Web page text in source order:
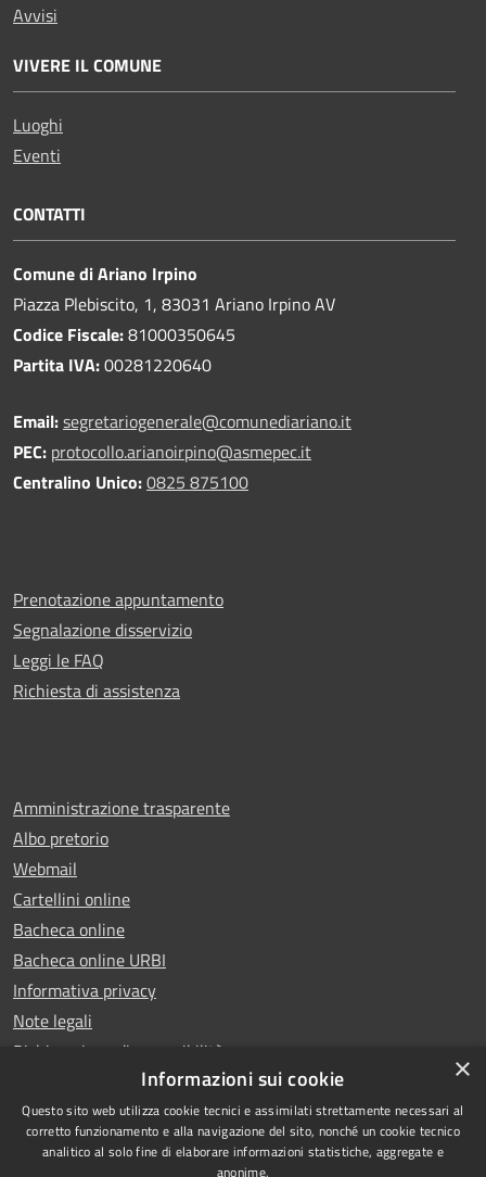
Avvisi
VIVERE IL COMUNE
Luoghi
Eventi
CONTATTI
Comune di Ariano Irpino
Piazza Plebiscito, 1, 83031 Ariano Irpino AV
Codice Fiscale:81000350645
Partita IVA:00281220640
Email:segretariogenerale@comunediariano.it
PEC: protocollo.arianoirpino@asmepec.it
Centralino Unico:0825 875100
Prenotazione appuntamento
Segnalazione disservizio
Leggi le FAQ
Richiesta di assistenza
Amministrazione trasparente
Albo pretorio
Webmail
Cartellini online
Bacheca online
Bacheca online URBI
Informativa privacy
Note legali
Dichiarazione di accessibilità
RSS Copyright © 2025 Comune di
×
Informazioni sui cookie
Questo sito web utilizza cookie tecnici e assimilati strettamente necessari al
corretto funzionamento e alla navigazione del sito, nonché un cookie tecnico
analitico al solo fine di elaborare informazioni statistiche, aggregate e
anonime.